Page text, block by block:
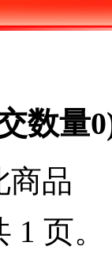
数量0
商品
1 页。